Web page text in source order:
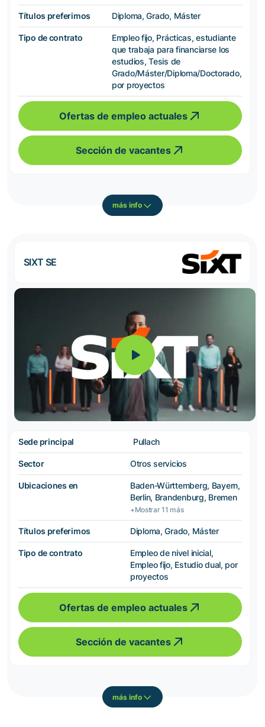
Títulos preferimos Diploma, Grado, Máster
Tipo de contrato
Empleo fijo, Prácticas, estudiante
que trabaja para financiarse los
estudios, Tesis de
Grado/Máster/Diploma/Doctorado,
por proyectos
Ofertas de empleo actuales
Sección de vacantes
más info
SIXT SE
Sede principal Pullach
Sector Otros servicios
Ubicaciones en
Baden-Württemberg, Bayern,
Berlin, Brandenburg, Bremen
+Mostrar 11 más
Títulos preferimos Diploma, Grado, Máster
Tipo de contrato
Empleo de nivel inicial,
Empleo fijo, Estudio dual, por
proyectos
Ofertas de empleo actuales
Sección de vacantes
más info